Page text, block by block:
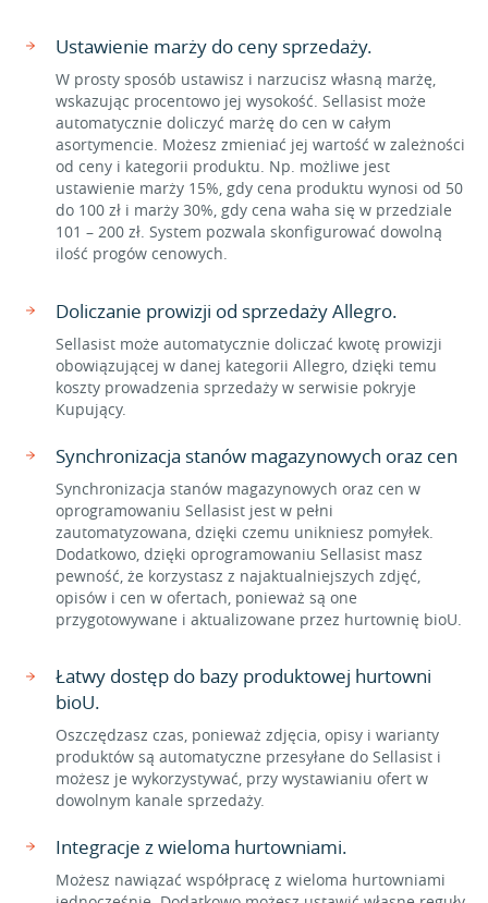
Ustawienie marży do ceny sprzedaży.
W prosty sposób ustawisz i narzucisz własną marżę,
wskazując procentowo jej wysokość. Sellasist może
automatycznie doliczyć marżę do cen w całym
asortymencie. Możesz zmieniać jej wartość w zależności
od ceny i kategorii produktu. Np. możliwe jest
ustawienie marży 15%, gdy cena produktu wynosi od 50
do 100 zł i marży 30%, gdy cena waha się w przedziale
101 – 200 zł. System pozwala skonfigurować dowolną
ilość progów cenowych.
Doliczanie prowizji od sprzedaży Allegro.
Sellasist może automatycznie doliczać kwotę prowizji
obowiązującej w danej kategorii Allegro, dzięki temu
koszty prowadzenia sprzedaży w serwisie pokryje
Kupujący.
Synchronizacja stanów magazynowych oraz cen
Synchronizacja stanów magazynowych oraz cen w
oprogramowaniu Sellasist jest w pełni
zautomatyzowana, dzięki czemu unikniesz pomyłek.
Dodatkowo, dzięki oprogramowaniu Sellasist masz
pewność, że korzystasz z najaktualniejszych zdjęć,
opisów i cen w ofertach, ponieważ są one
przygotowywane i aktualizowane przez hurtownię bioU.
Łatwy dostęp do bazy produktowej hurtowni
bioU.
Oszczędzasz czas, ponieważ zdjęcia, opisy i warianty
produktów są automatyczne przesyłane do Sellasist i
możesz je wykorzystywać, przy wystawianiu ofert w
dowolnym kanale sprzedaży.
Integracje z wieloma hurtowniami.
Możesz nawiązać współpracę z wieloma hurtowniami